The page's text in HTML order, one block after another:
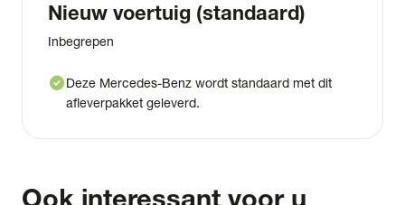
Nieuw voertuig (standaard)
Inbegrepen
check_circleDeze Mercedes-Benz wordt standaard met dit
afleverpakket geleverd.
Ook interessant voor u